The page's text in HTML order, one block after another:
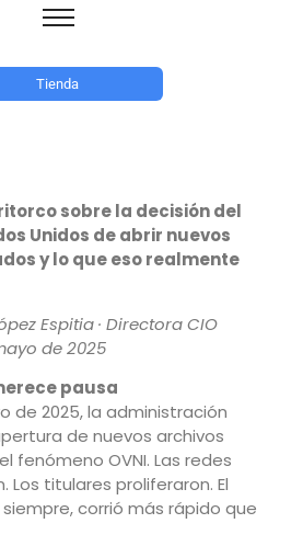
Tienda
sobre la decisión del
Unidos de abrir nuevos
y lo que eso realmente
Espitia · Directora CIO
de 2025
pausa
de 2025, la administración
de nuevos archivos
fenómeno OVNI. Las redes
Los titulares proliferaron. El
corrió más rápido que